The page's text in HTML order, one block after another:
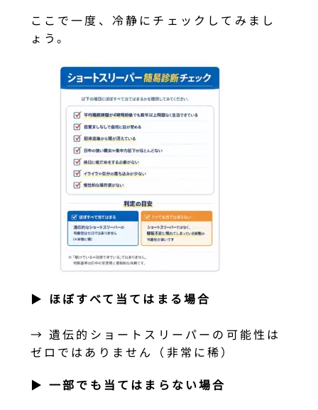
ここで一度、冷静にチェックしてみまし
ょう。
▶ ほぼすべて当てはまる場合
→ 遺伝的ショートスリーパーの可能性は
ゼロではありません（非常に稀）
▶ 一部でも当てはまらない場合